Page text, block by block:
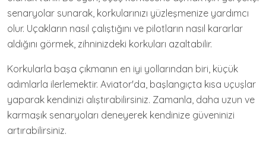
senaryolar sunarak, korkularınızı yüzleşmenize yardımcı
olur. Uçakların nasıl çalıştığını ve pilotların nasıl kararlar
aldığını görmek, zihninizdeki korkuları azaltabilir.
Korkularla başa çıkmanın en iyi yollarından biri, küçük
adımlarla ilerlemektir. Aviator'da, başlangıçta kısa uçuşlar
yaparak kendinizi alıştırabilirsiniz. Zamanla, daha uzun ve
karmaşık senaryoları deneyerek kendinize güveninizi
artırabilirsiniz.